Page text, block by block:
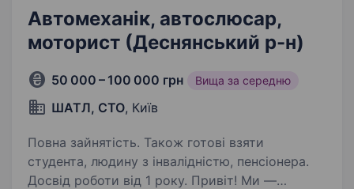
Автомеханік, автослюсар,
моторист (Деснянський р-н)
50 000 – 100 000 грн Вища за середню
ШАТЛ, СТО, Київ
Повна зайнятість. Також готові взяти
студента, людину з інвалідністю, пенсіонера.
Досвід роботи від 1 року. Привіт! Ми —